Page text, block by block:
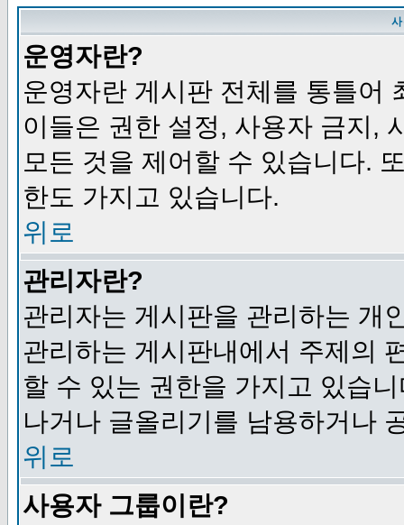
운영자란?
운영자란 게시판 전체를 통틀어
이들은 권한 설정, 사용자 금지,
모든 것을 제어할 수 있습니다.
한도 가지고 있습니다.
위로
관리자란?
관리자는 게시판을 관리하는 개
관리하는 게시판내에서 주제의
할 수 있는 권한을 가지고 있습
나거나 글올리기를 남용하거나
위로
사용자 그룹이란?